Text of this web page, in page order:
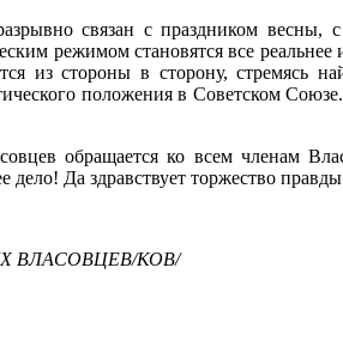
связан с праздником
ре­жимом становятся все
из стороны в сторону, стремясь
положения в Советском
обращается ко всем членам
Да здравствует торжество
ВЛАСОВЦЕВ/КОВ/